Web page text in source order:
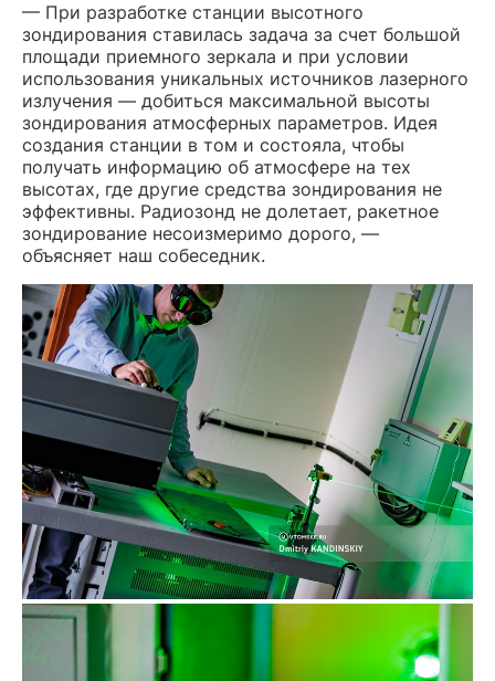
— При разработке станции высотного
зондирования ставилась задача за счет большой
площади приемного зеркала и при условии
использования уникальных источников лазерного
излучения — добиться максимальной высоты
зондирования атмосферных параметров. Идея
создания станции в том и состояла, чтобы
получать информацию об атмосфере на тех
высотах, где другие средства зондирования не
эффективны. Радиозонд не долетает, ракетное
зондирование несоизмеримо дорого, —
объясняет наш собеседник.